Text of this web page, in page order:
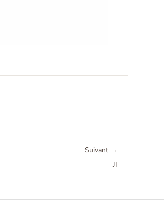
Suivant →
JI